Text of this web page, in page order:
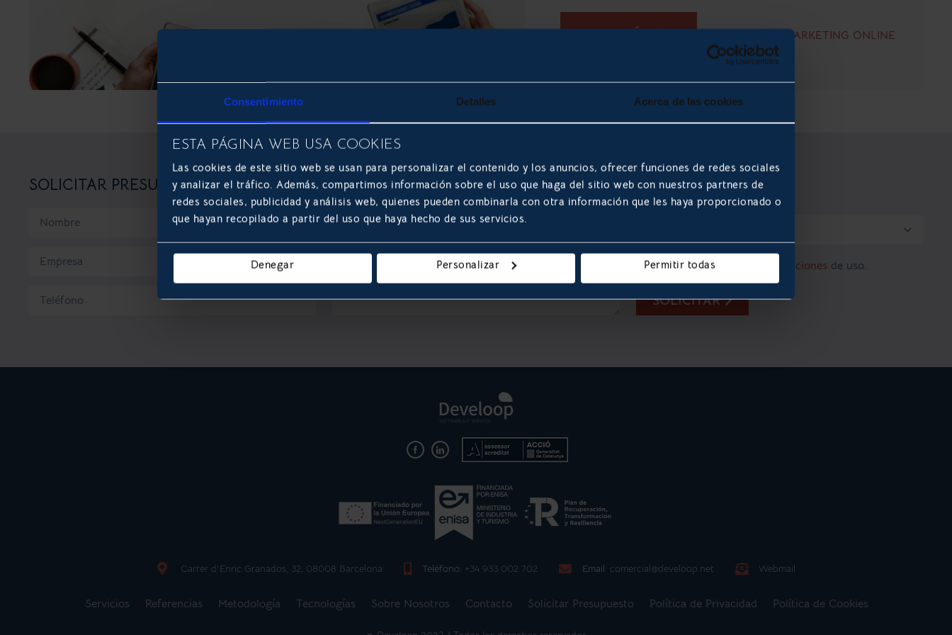
Consentimiento Detalles Acerca de las cookies
ESTA PÁGINA WEB USA COOKIES
Las cookies de este sitio web se usan para personalizar el contenido y los anuncios, ofrecer funciones de redes sociales
y analizar el tráfico. Además, compartimos información sobre el uso que haga del sitio web con nuestros partners de
redes sociales, publicidad y análisis web, quienes pueden combinarla con otra información que les haya proporcionado o
que hayan recopilado a partir del uso que haya hecho de sus servicios.
Denegar Personalizar Permitir todas
LEER MÁS MARKETING ONLINE
SOLICITAR PRESUPUESTO

Acepto lostérminos y condiciones de uso.
SOLICITAR
Carrer d'Enric Granados, 32, 08008 Barcelona Teléfono: +34 933 002 702 Email: comercial@develoop.net Webmail
Servicios Referencias Metodología Tecnologías Sobre Nosotros Contacto Solicitar Presupuesto Política de Privacidad Política de Cookies